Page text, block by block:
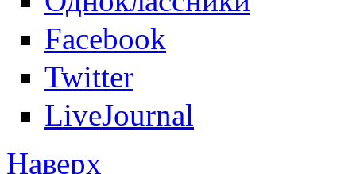
Facebook
Twitter
LiveJournal
Наверх